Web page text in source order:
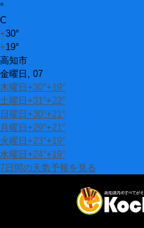
°
C
+30°
+19°
高知市
金曜日, 07
木曜日 +30°+19°
土曜日 +31°+22°
日曜日 +30°+21°
月曜日 +29°+21°
火曜日 +23°+19°
水曜日 +24°+19°
7日間の天気予報を見る